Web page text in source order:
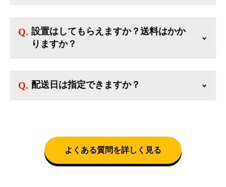
のような新生活を応援するような家電セットか
ら、季節・空調家電、調理家電、生活家電ま
設置はしてもらえますか？送料はかか
りますか？
京・埼玉・神奈川・千葉)において自社配送を選
配送日は指定できますか？
合、弊社よりお電話にて日時決定に関するご連
絡をさせて頂きます。
よくある質問を詳しく見る